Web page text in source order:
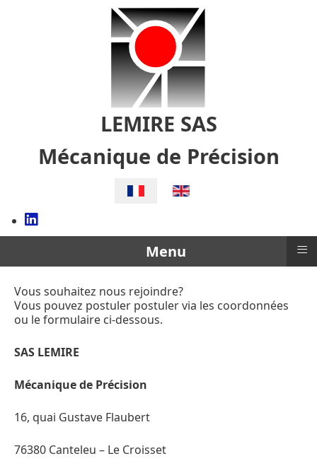
LEMIRE SAS
Mécanique de Précision
Sélectionnez votre langue
Menu ≡
Vous souhaitez nous rejoindre?
Vous pouvez postuler postuler via les coordonnées
ou le formulaire ci-dessous.
SAS LEMIRE
Mécanique de Précision
16, quai Gustave Flaubert
76380 Canteleu – Le Croisset